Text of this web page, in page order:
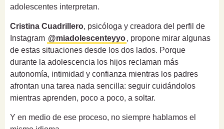
adolescentes interpretan.
Cristina Cuadrillero, psicóloga y creadora del perfil de
Instagram @miadolescenteyyo, propone mirar algunas
de estas situaciones desde los dos lados. Porque
durante la adolescencia los hijos reclaman más
autonomía, intimidad y confianza mientras los padres
afrontan una tarea nada sencilla: seguir cuidándolos
mientras aprenden, poco a poco, a soltar.
Y en medio de ese proceso, no siempre hablamos el